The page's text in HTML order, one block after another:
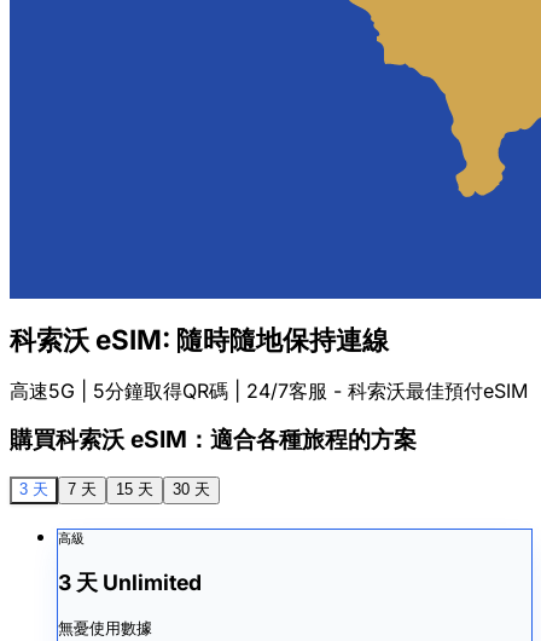
科索沃 eSIM: 隨時隨地保持連線
高速5G | 5分鐘取得QR碼 | 24/7客服 - 科索沃最佳預付eSIM
購買科索沃 eSIM：適合各種旅程的方案
3 天 7 天 15 天 30 天
高級
3 天 Unlimited
無憂使用數據